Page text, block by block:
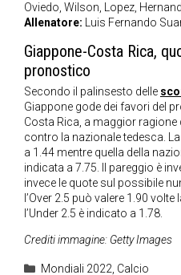
Oviedo, Wilson, Lopez,
Allenatore: Luis Fernando
Giappone-Costa Rica,
pronostico
Secondo il palinsesto delle
Giappone gode dei favori del
Costa Rica, a maggior
contro la nazionale tedesca.
a 1.44 mentre quella della
indicata a 7.75. Il pareggio è
invece le quote sul possibile
l’Over 2.5 può valere 1.90
l’Under 2.5 è indicato a 1.78.
Crediti immagine: Getty Images
Categorie
Mondiali 2022, Calcio